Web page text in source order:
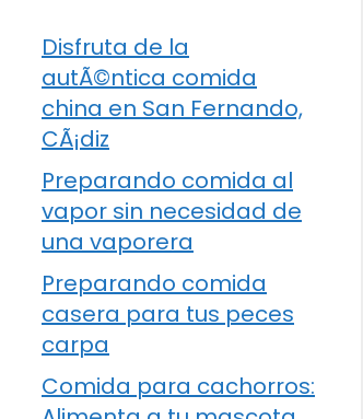
Disfruta de la
autÃ©ntica comida
china en San Fernando,
CÃ¡diz
Preparando comida al
vapor sin necesidad de
una vaporera
Preparando comida
casera para tus peces
carpa
Comida para cachorros: